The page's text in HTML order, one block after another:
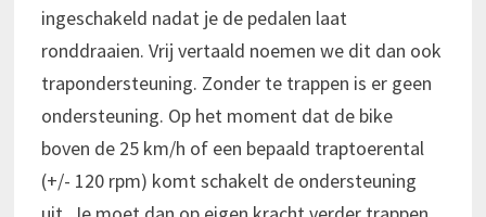
ingeschakeld nadat je de pedalen laat
ronddraaien. Vrij vertaald noemen we dit dan ook
trapondersteuning. Zonder te trappen is er geen
ondersteuning. Op het moment dat de bike
boven de 25 km/h of een bepaald traptoerental
(+/- 120 rpm) komt schakelt de ondersteuning